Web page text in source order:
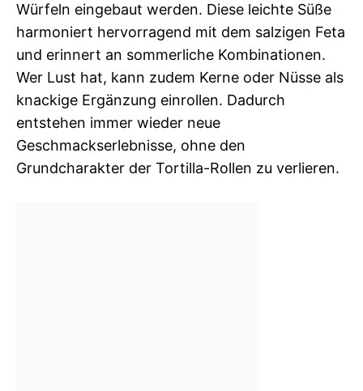
Würfeln eingebaut werden. Diese leichte Süße
harmoniert hervorragend mit dem salzigen Feta
und erinnert an sommerliche Kombinationen.
Wer Lust hat, kann zudem Kerne oder Nüsse als
knackige Ergänzung einrollen. Dadurch
entstehen immer wieder neue
Geschmackserlebnisse, ohne den
Grundcharakter der Tortilla-Rollen zu verlieren.